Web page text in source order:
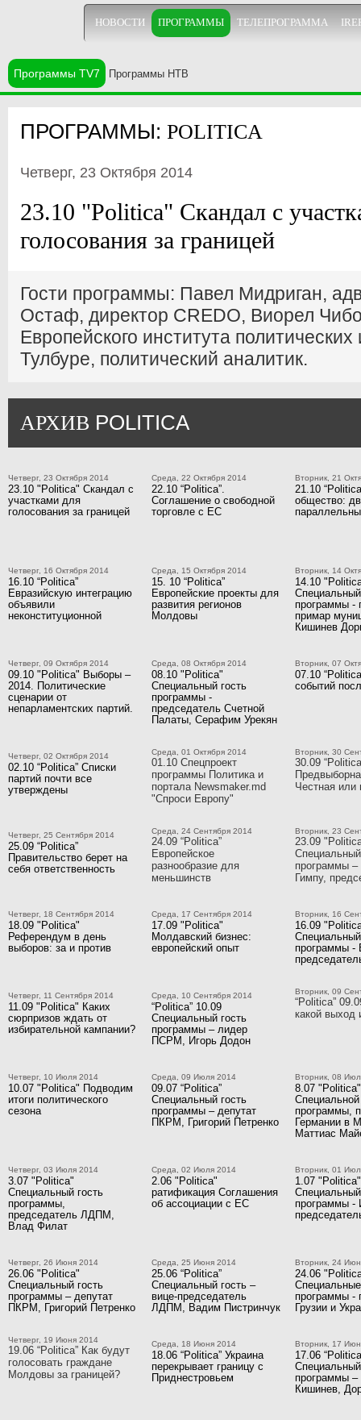
НОВОСТИ ПРОГРАММЫ ТЕЛЕПРОГРАММА
Программы TV7 Программы НТВ
ПРОГРАММЫ: POLITICA
Четверг, 23 Октября 2014
23.10 "Politica" Скандал с
голосования за границей
Гости программы: Павел Мидриган,
Остаф, директор CREDO, Виорел
Европейского института
Тулбуре, политический аналитик.
АРХИВ POLITICA
Четверг, 23 Октября 2014
23.10 "Politica" Скандал с
участками для
голосования за границей
Среда, 22 Октября 2014
22.10 “Politica”.
Соглашение о свободной
торговле с ЕС
Вторник, 21
21.10
общество:
Четверг, 16 Октября 2014
16.10 “Politica”
Евразийскую интеграцию
объявили
неконституционной
Среда, 15 Октября 2014
15. 10 “Politica”
Европейские проекты для
развития регионов
Молдовы
Вторник, 14
14.10
Специальный
программы -
примар
Кишинев
Четверг, 09 Октября 2014
09.10 "Politica" Выборы –
2014. Политические
сценарии от
непарламентских партий.
Среда, 08 Октября 2014
08.10 "Politica"
Специальный гость
программы -
председатель Счетной
Палаты, Серафим Урекян
Вторник, 07
07.10
событий
Четверг, 02 Октября 2014
02.10 “Politica” Списки
партий почти все
утверждены
Среда, 01 Октября 2014
01.10 Спецпроект
программы Политика и
портала Newsmaker.md
"Спроси Европу"
Вторник, 30
30.09
Честная или
Четверг, 25 Сентября 2014
25.09 “Politica”
Правительство берет на
себя ответственность
Среда, 24 Сентября 2014
24.09 “Politica”
Европейское
разнообразие для
меньшинств
Вторник, 23
23.09
Специальный
программы
Гимпу,
Четверг, 18 Сентября 2014
18.09 "Politica"
Референдум в день
выборов: за и против
Среда, 17 Сентября 2014
17.09 "Politica"
Молдавский бизнес:
европейский опыт
Вторник, 16
16.09
Специальный
программы -
Четверг, 11 Сентября 2014
11.09 "Politica" Каких
сюрпризов ждать от
избирательной кампании?
Среда, 10 Сентября 2014
“Politica” 10.09
Специальный гость
программы – лидер
ПСРМ, Игорь Додон
Вторник, 09
“Politica”
какой выход
Четверг, 10 Июля 2014
10.07 "Politica" Подводим
итоги политического
сезона
Среда, 09 Июля 2014
09.07 “Politica”
Специальный гость
программы – депутат
ПКРМ, Григорий Петренко
Вторник, 08
8.07 "Politica"
Специальной
программы,
Германии в
Маттиас
Четверг, 03 Июля 2014
3.07 "Politica"
Специальный гость
программы,
председатель ЛДПМ,
Влад Филат
Среда, 02 Июля 2014
2.06 "Politica"
ратификация Соглашения
об ассоциации с ЕС
Вторник, 01
1.07 "Politica"
Специальный
программы -
Четверг, 26 Июня 2014
26.06 "Politica"
Специальный гость
программы – депутат
ПКРМ, Григорий Петренко
Среда, 25 Июня 2014
25.06 “Politica”
Специальный гость –
вице-председатель
ЛДПМ, Вадим Пистринчук
Вторник, 24
24.06
Специальные
программы -
Грузии и
Четверг, 19 Июня 2014
19.06 “Politica” Как будут
голосовать граждане
Молдовы за границей?
Среда, 18 Июня 2014
18.06 “Politica” Украина
перекрывает границу с
Приднестровьем
Вторник, 17
17.06
Специальный
программы –
Кишинев,